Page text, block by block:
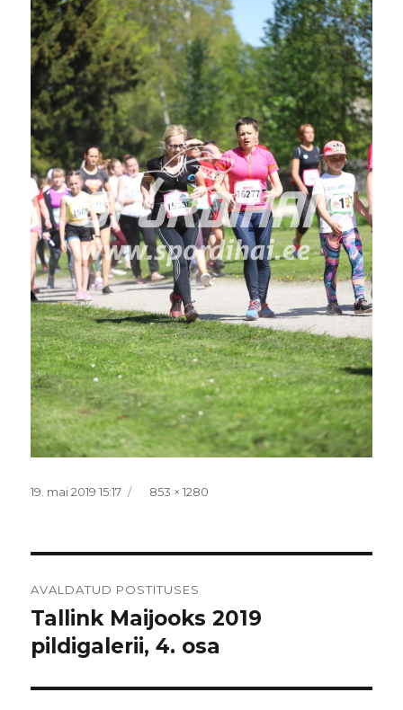
Postitatud
19. mai 2019 15:17 Täissuurus
853 × 1280
AVALDATUD POSTITUSES
Tallink Maijooks 2019
pildigalerii, 4. osa